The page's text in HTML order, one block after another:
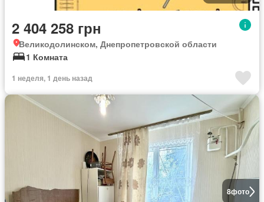
2 404 258 грн
Великодолинском, Днепропетровской области
1 Комната
1 неделя, 1 день назад
8фото